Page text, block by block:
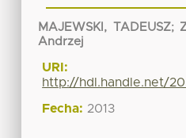
MAJEWSKI, TADEUSZ;
Andrzej
URI:
http://hdl.handle.net/
Fecha: 2013